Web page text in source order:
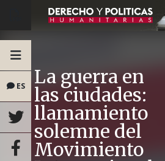
ES La guerra en
las ciudades:
llamamiento
solemne del
Movimiento